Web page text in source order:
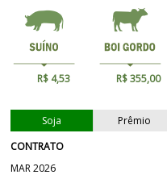
R$ 4,53 R$ 355,00
Soja Prêmio
CONTRATO
MAR 2026